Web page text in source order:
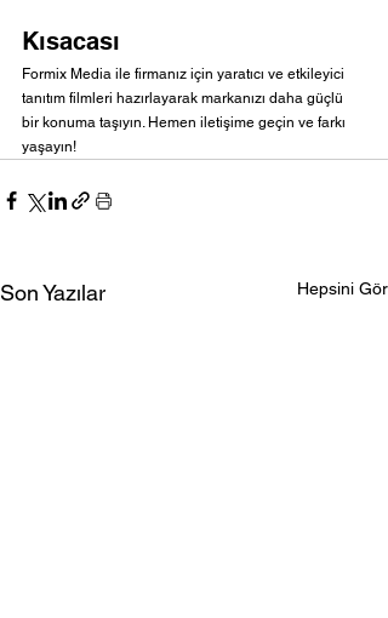
Kısacası
Formix Media ile firmanız için yaratıcı ve etkileyici
tanıtım filmleri hazırlayarak markanızı daha güçlü
bir konuma taşıyın. Hemen iletişime geçin ve farkı
yaşayın!
Son Yazılar Hepsini Gör